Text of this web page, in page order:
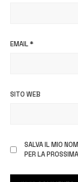
EMAIL*
SITO WEB
SALVA IL MIO
PER LA